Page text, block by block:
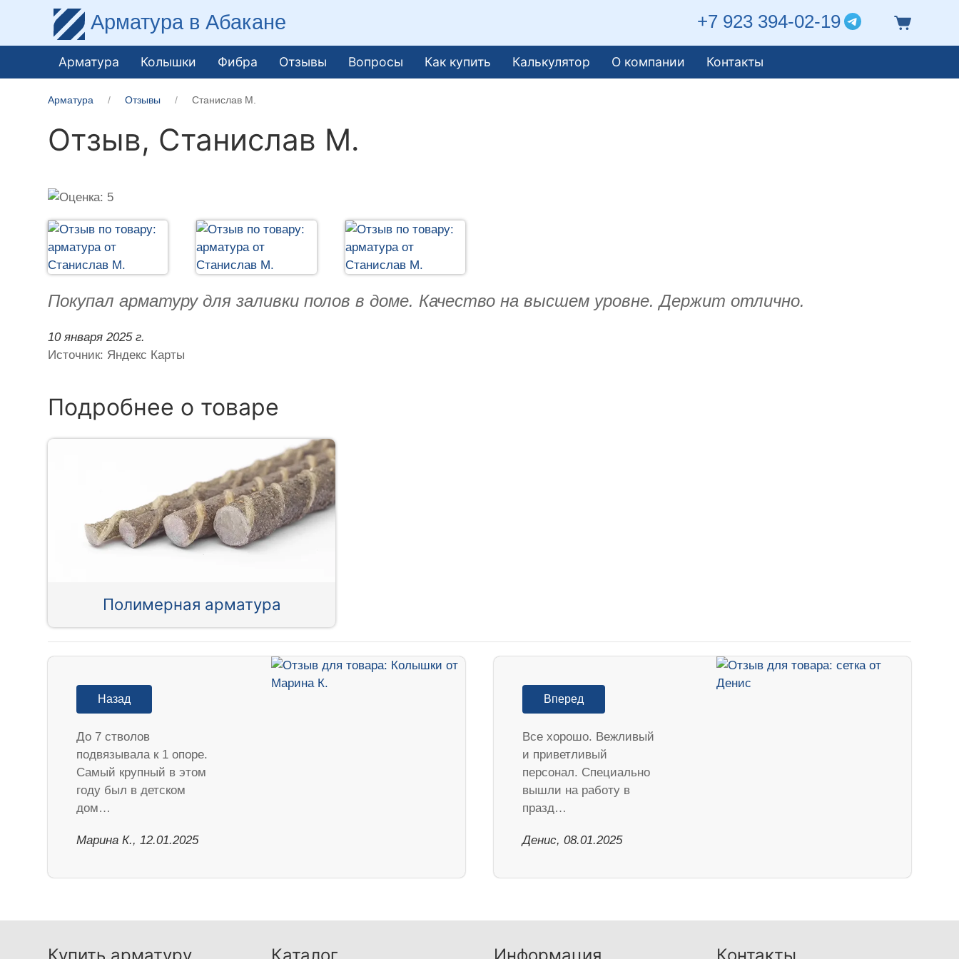
Арматура в Абакане +7 923 394-02-19
Арматура Колышки Фибра Отзывы Вопросы Как купить Калькулятор О компании Контакты
Арматура Отзывы Станислав М.
Отзыв, Станислав М.
Покупал арматуру для заливки полов в доме. Качество на высшем уровне. Держит отлично.
10 января 2025 г.
Источник: Яндекс Карты
Подробнее о товаре
Полимерная арматура
Назад
До 7 стволов
подвязывала к 1 опоре.
Самый крупный в этом
году был в детском
дом…
Марина К., 12.01.2025
Вперед
Все хорошо. Вежливый
и приветливый
персонал. Специально
вышли на работу в
празд…
Денис, 08.01.2025
Купить арматуру Каталог Информация Контакты